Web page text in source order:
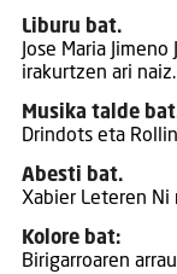
Liburu bat.
Jose Maria
irakurtzen ari naiz.
Musika talde
Drindots eta
Abesti bat.
Xabier Leteren Ni
Kolore bat:
Birigarroaren